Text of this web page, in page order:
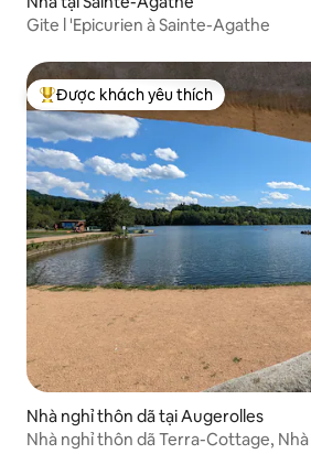
Gite l 'Epicurien à Sainte-Agathe
Được khách yêu thích nhất
Được khách yêu thích
Nhà nghỉ thôn dã tại Augerolles
Nhà nghỉ thôn dã Terra-Cottage,